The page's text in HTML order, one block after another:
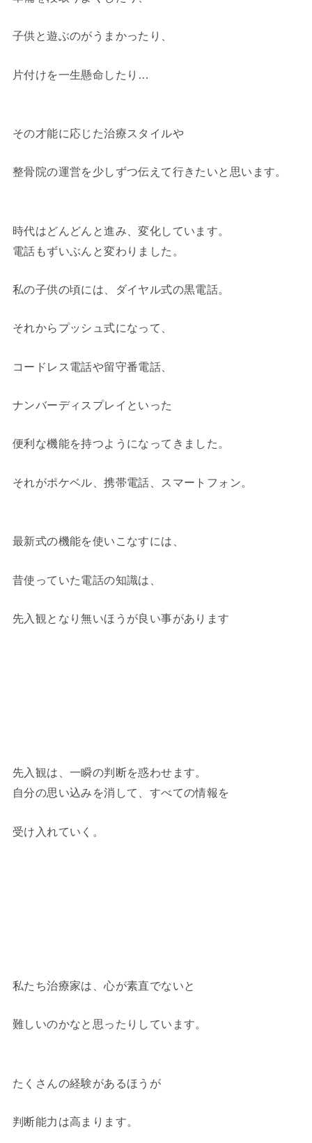
子供と遊ぶのがうまかったり、
片付けを一生懸命したり…
その才能に応じた治療スタイルや
整骨院の運営を少しずつ伝えて行きたいと思います。
時代はどんどんと進み、変化しています。
電話もずいぶんと変わりました。
私の子供の頃には、ダイヤル式の黒電話。
それからプッシュ式になって、
コードレス電話や留守番電話、
ナンバーディスプレイといった
便利な機能を持つようになってきました。
それがポケベル、携帯電話、スマートフォン。
最新式の機能を使いこなすには、
昔使っていた電話の知識は、
先入観となり無いほうが良い事があります
先入観は、一瞬の判断を惑わせます。
自分の思い込みを消して、すべての情報を
受け入れていく。
私たち治療家は、心が素直でないと
難しいのかなと思ったりしています。
たくさんの経験があるほうが
判断能力は高まります。